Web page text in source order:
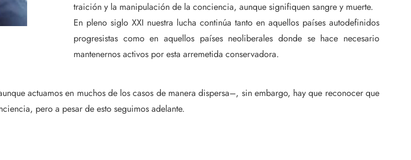
traición y la manipulación de la conciencia, aunque signifiquen sangre y muerte.
En pleno siglo XXI nuestra lucha continúa tanto en aquellos países autodefinidos
progresistas como en aquellos países neoliberales donde se hace necesario
mantenernos activos por esta arremetida conservadora.
actuamos en muchos de los casos de manera dispersa–, sin embargo, hay que reconocer que
pero a pesar de esto seguimos adelante.